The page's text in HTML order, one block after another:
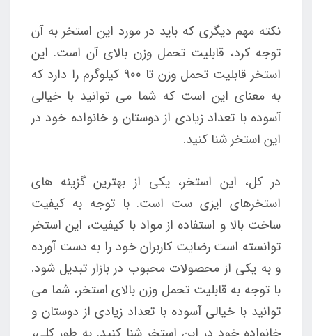
نکته مهم دیگری که باید در مورد این استخر به آن
توجه کرد، قابلیت تحمل وزن بالای آن است. این
استخر قابلیت تحمل وزن تا ۹۰۰ کیلوگرم را دارد که
به معنای این است که شما می توانید با خیالی
آسوده با تعداد زیادی از دوستان و خانواده خود در
این استخر شنا کنید.
در کل، این استخر، یکی از بهترین گزینه های
استخرهای ایزی ست است. با توجه به کیفیت
ساخت بالا و استفاده از مواد با کیفیت، این استخر
توانسته است رضایت کاربران خود را به دست آورده
و به یکی از محصولات محبوب در بازار تبدیل شود.
با توجه به قابلیت تحمل وزن بالای استخر، شما می
توانید با خیالی آسوده با تعداد زیادی از دوستان و